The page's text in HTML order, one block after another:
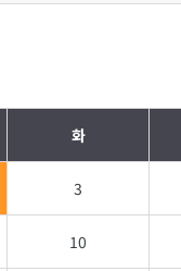
화
3
10